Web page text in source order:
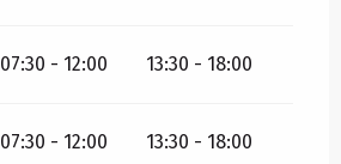
07:30 - 12:00 13:30 - 18:00
07:30 - 12:00 13:30 - 18:00